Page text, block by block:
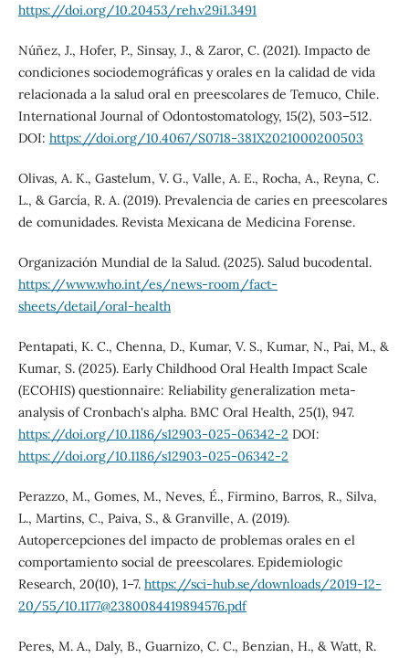
https://doi.org/10.20453/reh.v29i1.3491
Núñez, J., Hofer, P., Sinsay, J., & Zaror, C. (2021). Impacto de
condiciones sociodemográficas y orales en la calidad de vida
relacionada a la salud oral en preescolares de Temuco, Chile.
International Journal of Odontostomatology, 15(2), 503–512.
DOI: https://doi.org/10.4067/S0718-381X2021000200503
Olivas, A. K., Gastelum, V. G., Valle, A. E., Rocha, A., Reyna, C.
L., & García, R. A. (2019). Prevalencia de caries en preescolares
de comunidades. Revista Mexicana de Medicina Forense.
Organización Mundial de la Salud. (2025). Salud bucodental.
https://www.who.int/es/news-room/fact-
sheets/detail/oral-health
Pentapati, K. C., Chenna, D., Kumar, V. S., Kumar, N., Pai, M., &
Kumar, S. (2025). Early Childhood Oral Health Impact Scale
(ECOHIS) questionnaire: Reliability generalization meta-
analysis of Cronbach's alpha. BMC Oral Health, 25(1), 947.
https://doi.org/10.1186/s12903-025-06342-2 DOI:
https://doi.org/10.1186/s12903-025-06342-2
Perazzo, M., Gomes, M., Neves, É., Firmino, Barros, R., Silva,
L., Martins, C., Paiva, S., & Granville, A. (2019).
Autopercepciones del impacto de problemas orales en el
comportamiento social de preescolares. Epidemiologic
Research, 20(10), 1–7. https://sci-hub.se/downloads/2019-12-
20/55/10.1177@2380084419894576.pdf
Peres, M. A., Daly, B., Guarnizo, C. C., Benzian, H., & Watt, R.